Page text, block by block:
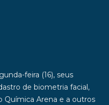
feira (16), seus
de biometria facial ,
Química Arena e a outros